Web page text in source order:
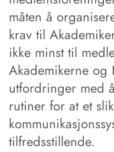
måten å
krav til
ikke minst til
Akademikerne og
utfordringer med
rutiner for at et
tilfredsstillende.